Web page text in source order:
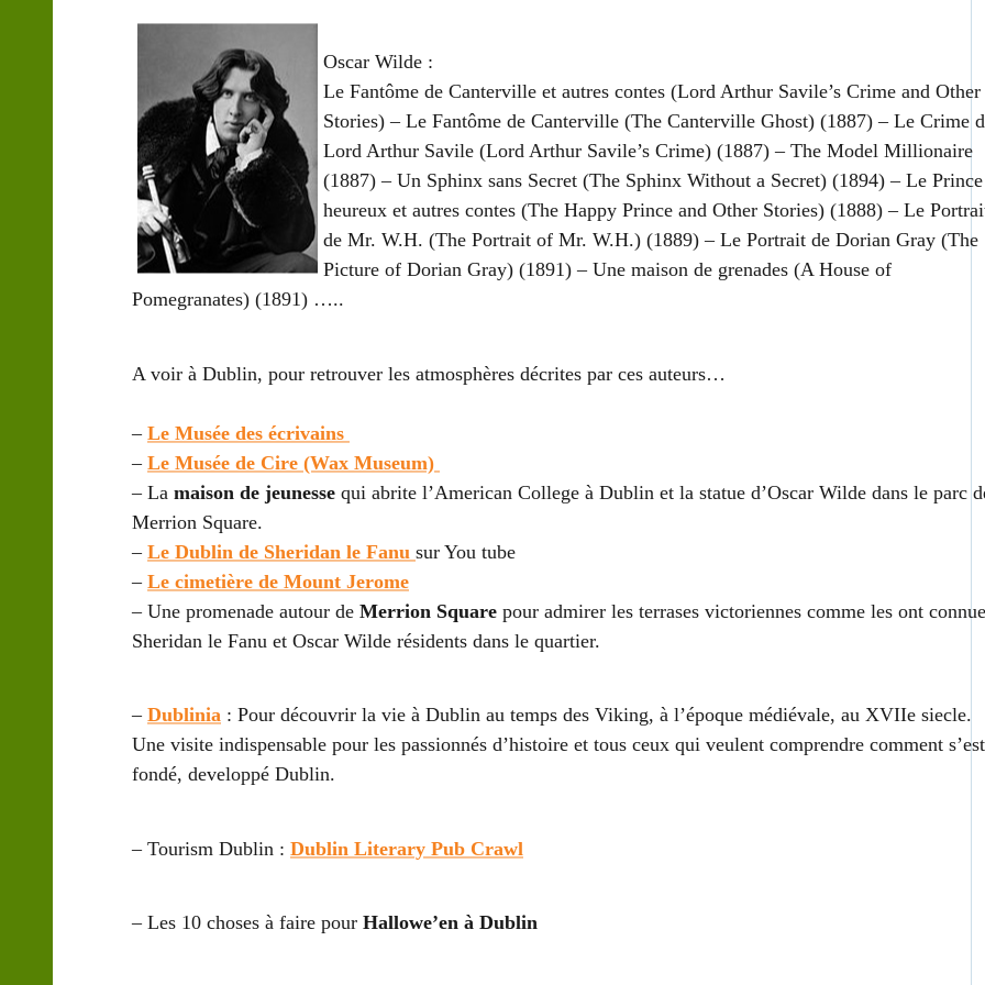
Oscar Wilde :
Le Fantôme de Canterville et autres contes (Lord Arthur Savile’s Crime and Other
Stories) – Le Fantôme de Canterville (The Canterville Ghost) (1887) – Le Crime
Lord Arthur Savile (Lord Arthur Savile’s Crime) (1887) – The Model Millionaire
(1887) – Un Sphinx sans Secret (The Sphinx Without a Secret) (1894) – Le Prince
heureux et autres contes (The Happy Prince and Other Stories) (1888) – Le
de Mr. W.H. (The Portrait of Mr. W.H.) (1889) – Le Portrait de Dorian Gray (The
Picture of Dorian Gray) (1891) – Une maison de grenades (A House of
Pomegranates) (1891) …..
A voir à Dublin, pour retrouver les atmosphères décrites par ces auteurs…
– Le Musée des écrivains
– Le Musée de Cire (Wax Museum)
– La maison de jeunesse qui abrite l’American College à Dublin et la statue d’Oscar Wilde dans le parc
Merrion Square.
– Le Dublin de Sheridan le Fanu sur You tube
– Le cimetière de Mount Jerome
– Une promenade autour de Merrion Square pour admirer les terrases victoriennes comme les ont
Sheridan le Fanu et Oscar Wilde résidents dans le quartier.
– Dublinia : Pour découvrir la vie à Dublin au temps des Viking, à l’époque médiévale, au XVIIe siecle.
Une visite indispensable pour les passionnés d’histoire et tous ceux qui veulent comprendre comment s’est
fondé, developpé Dublin.
– Tourism Dublin : Dublin Literary Pub Crawl
– Les 10 choses à faire pour Hallowe’en à Dublin